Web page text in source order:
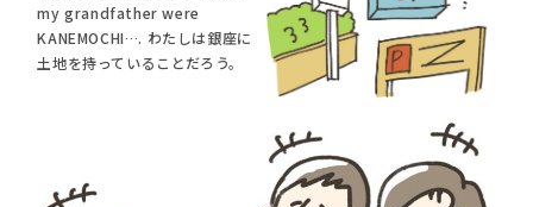
my grandfather were
KANEMOCHI…. わたしは銀座に
土地を持っていることだろう。